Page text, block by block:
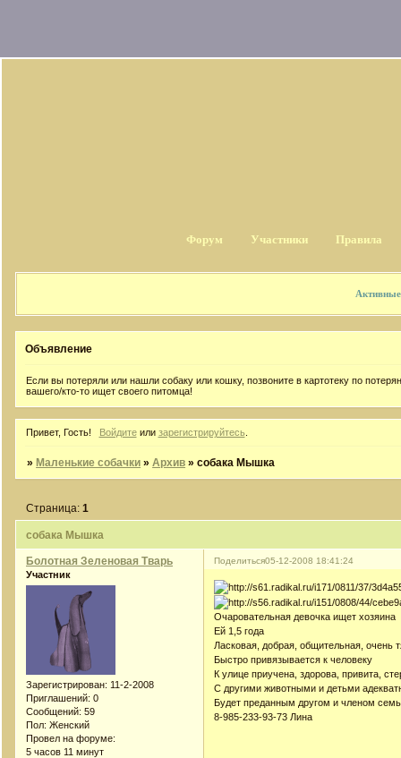
Форум Участники Правила
Объявление
Если вы потеряли или нашли собаку или кошку, позвоните в картотеку по
вашего/кто-то ищет своего питомца!
Привет, Гость! Войдитеили зарегистрируйтесь
» Маленькие собачки »Архив »собака Мышка
собака Мышка
Страница:1
Поделиться05-12-2008 18:41:24
Болотная Зеленовая Тварь
Участник
Зарегистрирован: 11-2-2008
Приглашений: 0
Сообщений: 59
Пол: Женский
Провел на форуме:
5 часов 11 минут
Очаровательная девочка ищет хозяина
Ей 1,5 года
Ласковая, добрая, общительная, очень
Быстро привязывается к человеку
К улице приучена, здорова, привита,
С другими животными и детьми
Будет преданным другом и членом
8-985-233-93-73 Лина